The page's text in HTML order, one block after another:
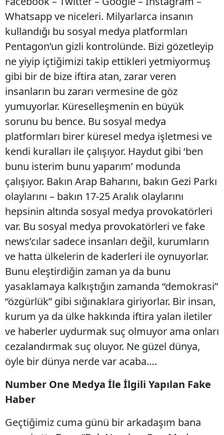
Whatsapp ve niceleri. Milyarlarca insanın
kullandığı bu sosyal medya platformları
Pentagon’un gizli kontrolünde. Bizi gözetleyip
ne yiyip içtiğimizi takip ettikleri yetmiyormuş
gibi bir de bize iftira atan, zarar veren
insanların bu zararı vermesine de göz
yumuyorlar. Küreselleşmenin en büyük
sorunu bu bence. Bu sosyal medya
platformları birer küresel medya işletmesi ve
kendi kuralları ile çalışıyor. Haydut gibi ‘ben
bunu isterim bunu yaparım’ modunda
çalışıyor. Bakın Arap Baharını, bakın Gezi Parkı
olaylarını – bakın 17-25 Aralık olaylarını
hepsinin altında sosyal medya provokatörleri
var. Bu sosyal medya provokatörleri ve fake
news’cılar sadece insanları değil, kurumların
ve hatta ülkelerin de kaderleri ile oynuyorlar.
Bunu eleştirdiğin zaman ya da bunu
yasaklamaya kalkıştığın zamanda “demokrasi”
“özgürlük” gibi sığınaklara giriyorlar. Bir insan,
kurum ya da ülke hakkında iftira yalan iletiler
ve haberler uydurmak suç olmuyor ama onları
cezalandırmak suç oluyor. Ne güzel dünya,
öyle bir dünya nerde var acaba….
Number One Medya İle İlgili Yapılan Fake
Haber
Geçtiğimiz cuma günü bir arkadaşım bana